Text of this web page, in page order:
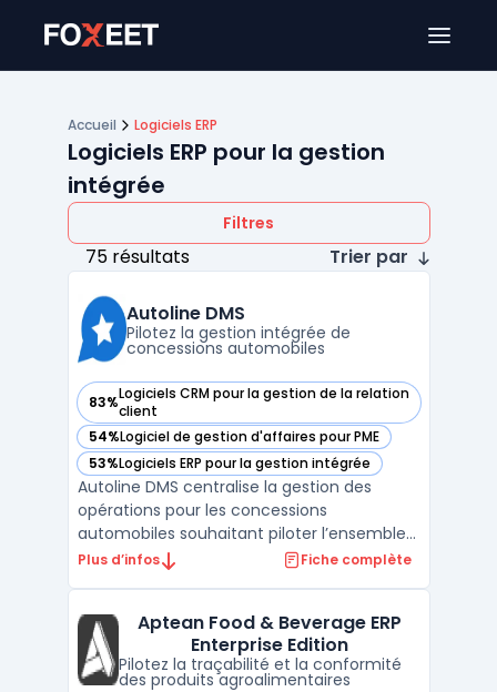
Accueil Logiciels ERP
Logiciels ERP pour la gestion
intégrée
Filtres
75 résultats Trier par
Autoline DMS
Pilotez la gestion intégrée de
concessions automobiles
83%Logiciels CRM pour la gestion de la relation
client
— voir Autoline DMS dans cette catégorie
54%Logiciel de gestion d'affaires pour PME
— voir Autoline DMS dans cette catégorie
53%Logiciels ERP pour la gestion intégrée
— voir Autoline DMS dans cette catégorie
Autoline DMS centralise la gestion des
opérations pour les concessions
automobiles souhaitant piloter l’ensemble
du cycle métier, depuis la prospection
marque. Le secteur de la distribution
automobile est confronté à l ...
Plus d’infos Fiche complète
Aptean Food & Beverage ERP
Enterprise Edition
Pilotez la traçabilité et la conformité
des produits agroalimentaires